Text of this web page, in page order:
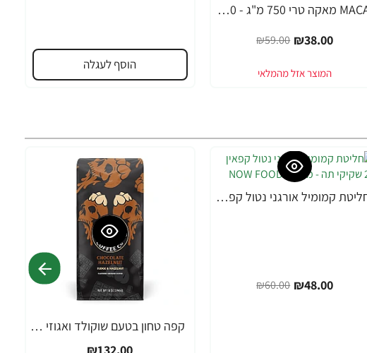
-36%
MACA מאקה טרי 750 מ"ג - 30 כמוסות מבית NOW FOODS
₪38.00
₪59.00
הוסף לעגלה
-20% חליטת קמומיל אורגני נטול קפאין 24 שקיקי תה - מבית NOW FOODS
₪48.00
₪60.00
קפה טחון בטעם שוקולד ואגוזי לוז 283 גרם - מבית Death Wish Coffee